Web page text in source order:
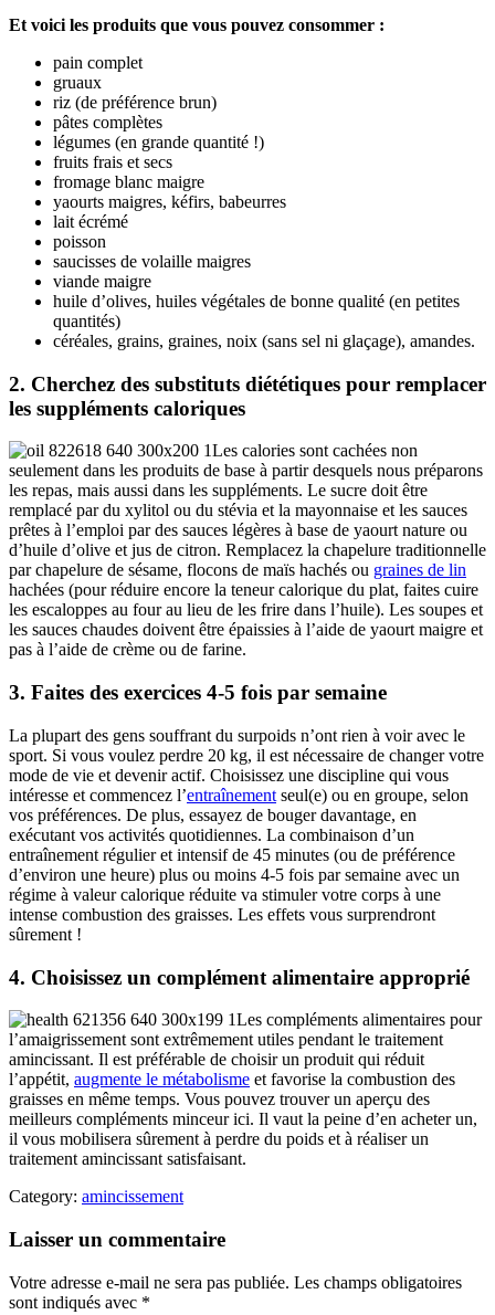
Et voici les produits que vous pouvez consommer :
pain complet
gruaux
riz (de préférence brun)
pâtes complètes
légumes (en grande quantité !)
fruits frais et secs
fromage blanc maigre
yaourts maigres, kéfirs, babeurres
lait écrémé
poisson
saucisses de volaille maigres
viande maigre
huile d’olives, huiles végétales de bonne qualité (en petites
quantités)
céréales, grains, graines, noix (sans sel ni glaçage), amandes.
2. Cherchez des substituts diététiques pour remplacer
les suppléments caloriques
Les calories sont cachées non
seulement dans les produits de base à partir desquels nous préparons
les repas, mais aussi dans les suppléments. Le sucre doit être
remplacé par du xylitol ou du stévia et la mayonnaise et les sauces
prêtes à l’emploi par des sauces légères à base de yaourt nature ou
d’huile d’olive et jus de citron. Remplacez la chapelure traditionnelle
par chapelure de sésame, flocons de maïs hachés ou graines de lin
hachées (pour réduire encore la teneur calorique du plat, faites cuire
les escaloppes au four au lieu de les frire dans l’huile). Les soupes et
les sauces chaudes doivent être épaissies à l’aide de yaourt maigre et
pas à l’aide de crème ou de farine.
3. Faites des exercices 4-5 fois par semaine
La plupart des gens souffrant du surpoids n’ont rien à voir avec le
sport. Si vous voulez perdre 20 kg, il est nécessaire de changer votre
mode de vie et devenir actif. Choisissez une discipline qui vous
intéresse et commencez l’entraînement seul(e) ou en groupe, selon
vos préférences. De plus, essayez de bouger davantage, en
exécutant vos activités quotidiennes. La combinaison d’un
entraînement régulier et intensif de 45 minutes (ou de préférence
d’environ une heure) plus ou moins 4-5 fois par semaine avec un
régime à valeur calorique réduite va stimuler votre corps à une
intense combustion des graisses. Les effets vous surprendront
sûrement !
4. Choisissez un complément alimentaire approprié
Les compléments alimentaires pour
l’amaigrissement sont extrêmement utiles pendant le traitement
amincissant. Il est préférable de choisir un produit qui réduit
l’appétit, augmente le métabolisme et favorise la combustion des
graisses en même temps. Vous pouvez trouver un aperçu des
meilleurs compléments minceur ici. Il vaut la peine d’en acheter un,
il vous mobilisera sûrement à perdre du poids et à réaliser un
traitement amincissant satisfaisant.
Category: amincissement
Laisser un commentaire
Votre adresse e-mail ne sera pas publiée. Les champs obligatoires
sont indiqués avec *